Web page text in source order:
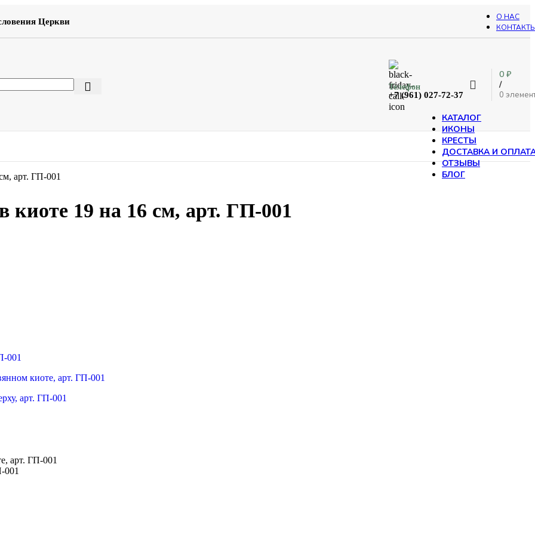
Церкви
О НАС
Телефон
+7 (961) 027-72-37 0
/
0 ₽
КАТАЛОГ
ИКОНЫ
КРЕСТЫ
ДОСТАВКА И
ОТЗЫВЫ
БЛОГ
арт. ГП-001
киоте 19 на 16 см, арт. ГП-001